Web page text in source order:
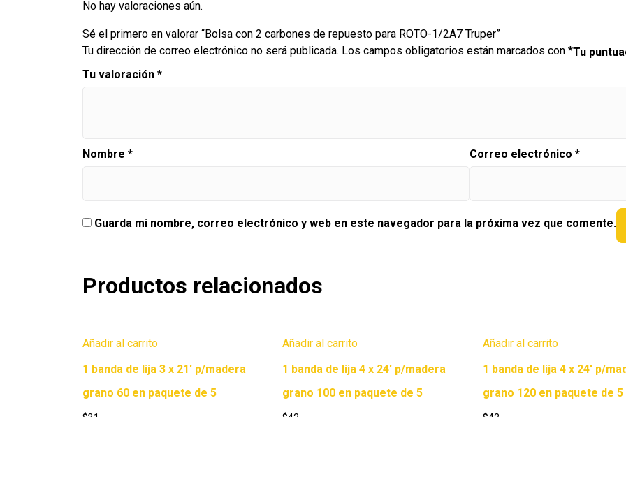
No hay valoraciones aún.
Sé el primero en valorar “Bolsa con 2 carbones de repuesto para ROTO-1/2A7 Truper”
Tu dirección de correo electrónico no será publicada. Los campos obligatorios están marcados con *Tu
Tu valoración *
Nombre * Correo electrónico *
Guarda mi nombre, correo electrónico y web en este navegador para la próxima vez que comente.
Productos relacionados
Añadir al carrito
1 banda de lija 3 x 21′ p/madera
grano 60 en paquete de 5
$31
Añadir al carrito
1 banda de lija 4 x 24′ p/madera
grano 100 en paquete de 5
$42
Añadir al carrito
1 banda de lija 4 x 24′ p/
grano 120 en paquete de 5
$42